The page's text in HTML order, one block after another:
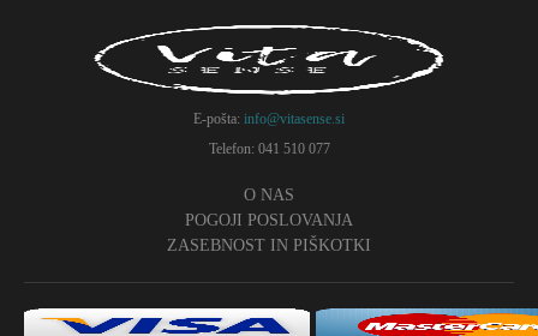
E-pošta: info@vitasense.si
Telefon: 041 510 077
O NAS
POGOJI POSLOVANJA
ZASEBNOST IN PIŠKOTKI